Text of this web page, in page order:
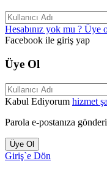
Hesabınız yok mu ? Üye
Facebook ile giriş yap
Üye Ol
Kabul Ediyorum hizmet
Parola e-postanıza
Üye Ol
Giriş`e Dön